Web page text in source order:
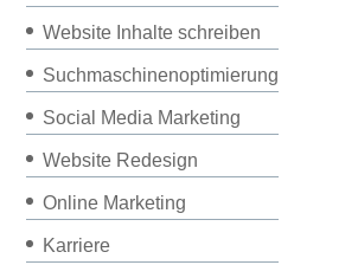
Website Inhalte schreiben
Suchmaschinenoptimierung
Social Media Marketing
Website Redesign
Online Marketing
Karriere